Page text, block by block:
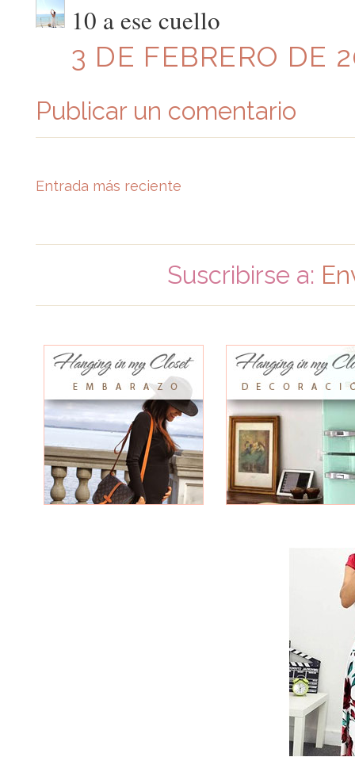
10 a ese cuello
3 DE FEBRERO DE
Publicar un comentario
Entrada más reciente
Suscribirse a: